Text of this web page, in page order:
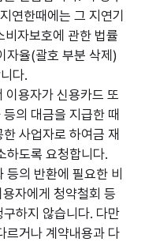
연한때에는 그 지연기
비자보호에 관한 법률
자율(괄호 부분 삭제)
다.
용자가 신용카드 또
의 대금을 지급한 때
사업자로 하여금 재
하도록 요청합니다.
의 반환에 필요한 비
자에게 청약철회 등
하지 않습니다. 다만
르거나 계약내용과 다